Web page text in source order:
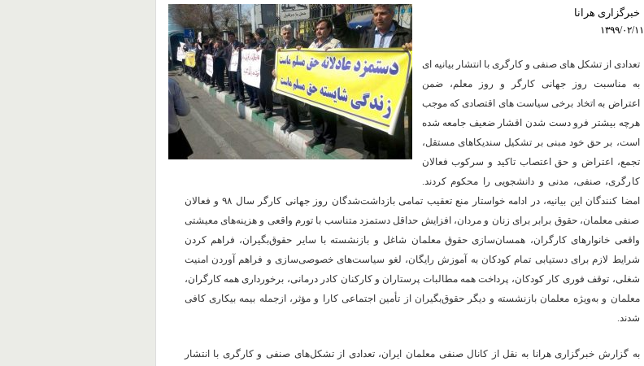
خبرگزاری هرانا
۱۳۹۹/۰۲/۱۱
تعدادی از تشکل های صنفی و کارگری با انتشار بیانیه ای
به مناسبت روز جهانی کارگر و روز معلم، ضمن
اعتراض به اتخاد برخی سیاست ‌های اقتصادی که موجب
هرچه بیشتر فرو دست شدن اقشار ضعیف جامعه شده
است، بر حق خود مبنی بر تشکیل سندیکاهای مستقل،
تجمع، اعتراض و حق اعتصاب تاکید و سرکوب فعالان
کارگری، صنفی، مدنی و دانشجویی را محکوم کردند.
امضا کنندگان این بیانیه، در ادامه خواستار منع تعقیب تمامی بازداشت‌شدگان روز جهانی کارگر سال ۹۸ و فعالان
صنفی معلمان، حقوق برابر برای زنان و مردان، افزایش حداقل دستمزد متناسب با تورم واقعی و هزینه‌های معیشتی
واقعی خانوارهای کارگران، همسان‌سازی حقوق معلمان شاغل و بازنشسته با سایر حقوق‌بگیران، فراهم کردن
شرایط لازم برای دستیابی تمام کودکان به آموزش رایگان، لغو سیاست‌های خصوصی‌سازی و فراهم آوردن امنیت
شغلی، توقف فوری کار کودکان، پرداخت همه مطالبات پرستاران و کارکنان کادر درمانی، برخورداری همه کارگران،
معلمان و به‌ویژه معلمان بازنشسته و دیگر حقوق‌بگیران از تأمین اجتماعی کارا و مؤثر، ازجمله بیمه بیکاری کافی
شدند.
به گزارش خبرگزاری هرانا به نقل از کانال صنفی معلمان ایران، تعدادی از تشکل‌های صنفی و کارگری با انتشار